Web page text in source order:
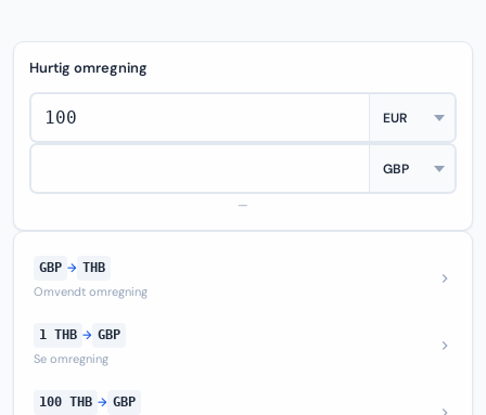
Hurtig omregning
—
GBP → THB
Omvendt omregning
1 THB → GBP
Se omregning
100 THB → GBP